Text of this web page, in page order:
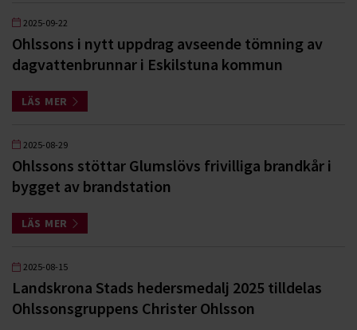
2025-09-22
Ohlssons i nytt uppdrag avseende tömning av
dagvattenbrunnar i Eskilstuna kommun
LÄS MER
2025-08-29
Ohlssons stöttar Glumslövs frivilliga brandkår i
bygget av brandstation
LÄS MER
2025-08-15
Landskrona Stads hedersmedalj 2025 tilldelas
Ohlssonsgruppens Christer Ohlsson